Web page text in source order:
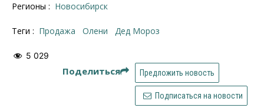
Регионы : Новосибирск
Теги : продажа Олени Дед Мороз
5 029
Поделиться Предложить новость
Подписаться на новости